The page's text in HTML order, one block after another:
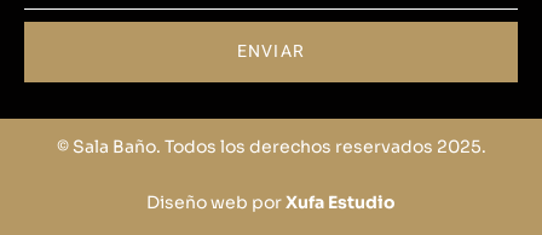
ENVIAR
© Sala Baño. Todos los derechos reservados 2025.
Diseño web porXufa Estudio